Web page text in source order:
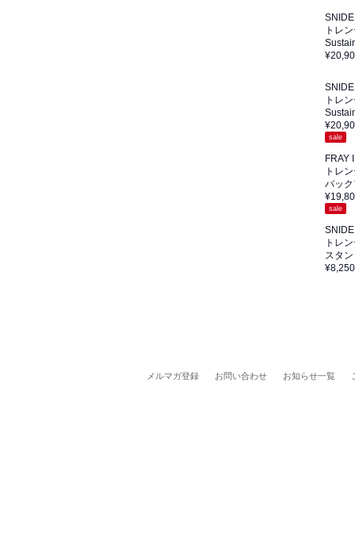
トレ
トレ
sale
FRAY
トレ
バッ
sale
トレ
スタ
¥8,250
メルマガ登録 お問い合わせ お知らせ一覧